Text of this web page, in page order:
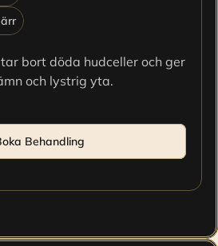
bort döda hudceller och ger
och lystrig yta.
Behandling